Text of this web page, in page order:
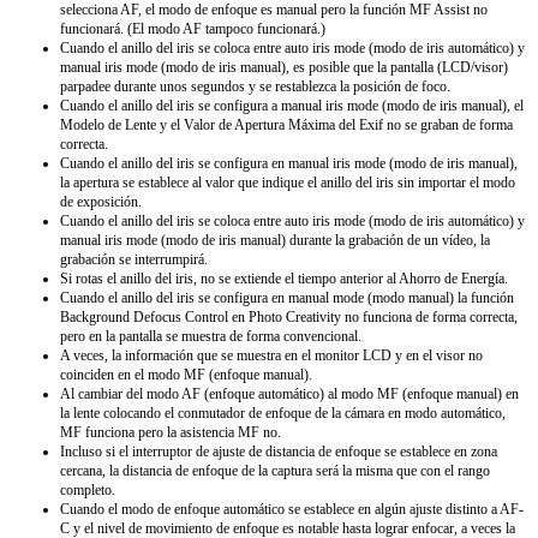
selecciona AF, el modo de enfoque es manual pero la función MF Assist no
funcionará. (El modo AF tampoco funcionará.)
Cuando el anillo del iris se coloca entre auto iris mode (modo de iris automático) y
manual iris mode (modo de iris manual), es posible que la pantalla (LCD/visor)
parpadee durante unos segundos y se restablezca la posición de foco.
Cuando el anillo del iris se configura a manual iris mode (modo de iris manual), el
Modelo de Lente y el Valor de Apertura Máxima del Exif no se graban de forma
correcta.
Cuando el anillo del iris se configura en manual iris mode (modo de iris manual),
la apertura se establece al valor que indique el anillo del iris sin importar el modo
de exposición.
Cuando el anillo del iris se coloca entre auto iris mode (modo de iris automático) y
manual iris mode (modo de iris manual) durante la grabación de un vídeo, la
grabación se interrumpirá.
Si rotas el anillo del iris, no se extiende el tiempo anterior al Ahorro de Energía.
Cuando el anillo del iris se configura en manual mode (modo manual) la función
Background Defocus Control en Photo Creativity no funciona de forma correcta,
pero en la pantalla se muestra de forma convencional.
A veces, la información que se muestra en el monitor LCD y en el visor no
coinciden en el modo MF (enfoque manual).
Al cambiar del modo AF (enfoque automático) al modo MF (enfoque manual) en
la lente colocando el conmutador de enfoque de la cámara en modo automático,
MF funciona pero la asistencia MF no.
Incluso si el interruptor de ajuste de distancia de enfoque se establece en zona
cercana, la distancia de enfoque de la captura será la misma que con el rango
completo.
Cuando el modo de enfoque automático se establece en algún ajuste distinto a AF-
C y el nivel de movimiento de enfoque es notable hasta lograr enfocar, a veces la